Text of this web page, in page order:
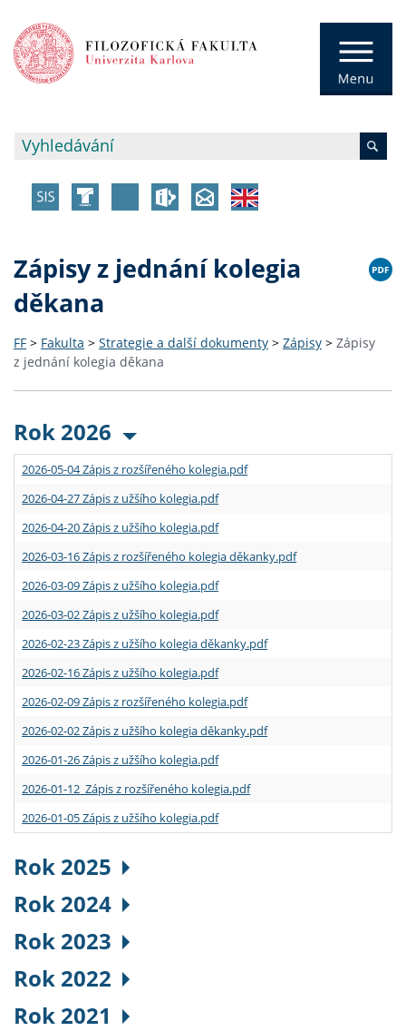
Zápisy z jednání kolegia
děkana
FF > Fakulta > Strategie a další dokumenty > Zápisy > Zápisy
z jednání kolegia děkana
Rok 2026
2026-05-04 Zápis z rozšířeného kolegia.pdf
2026-04-27 Zápis z užšího kolegia.pdf
2026-04-20 Zápis z užšího kolegia.pdf
2026-03-16 Zápis z rozšířeného kolegia děkanky.pdf
2026-03-09 Zápis z užšího kolegia.pdf
2026-03-02 Zápis z užšího kolegia.pdf
2026-02-23 Zápis z užšího kolegia děkanky.pdf
2026-02-16 Zápis z užšího kolegia.pdf
2026-02-09 Zápis z rozšířeného kolegia.pdf
2026-02-02 Zápis z užšího kolegia děkanky.pdf
2026-01-26 Zápis z užšího kolegia.pdf
2026-01-12 Zápis z rozšířeného kolegia.pdf
2026-01-05 Zápis z užšího kolegia.pdf
Rok 2025
Rok 2024
Rok 2023
Rok 2022
Rok 2021